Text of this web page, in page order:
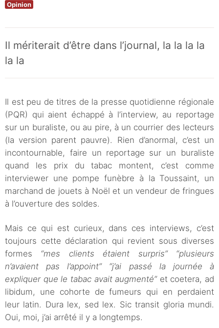
Opinion
Il mériterait d’être dans l’journal, la la la la
la la
Il est peu de titres de la presse quotidienne régionale
(PQR) qui aient échappé à l’interview, au reportage
sur un buraliste, ou au pire, à un courrier des lecteurs
(la version parent pauvre). Rien d’anormal, c’est un
incontournable, faire un reportage sur un buraliste
quand les prix du tabac montent, c’est comme
interviewer une pompe funèbre à la Toussaint, un
marchand de jouets à Noël et un vendeur de fringues
à l’ouverture des soldes.
Mais ce qui est curieux, dans ces interviews, c’est
toujours cette déclaration qui revient sous diverses
formes “mes clients étaient surpris” “plusieurs
n’avaient pas l’appoint” “j’ai passé la journée à
expliquer que le tabac avait augmenté”et coetera, ad
libidum, une cohorte de fumeurs qui en perdaient
leur latin. Dura lex, sed lex. Sic transit gloria mundi.
Oui, moi, j’ai arrêté il y a longtemps.